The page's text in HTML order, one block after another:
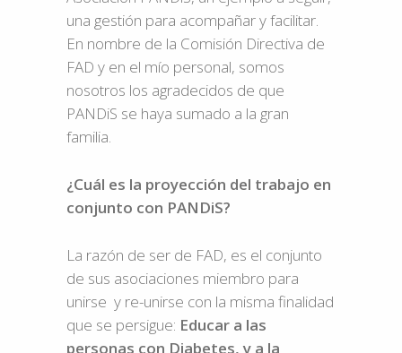
una gestión para acompañar y facilitar.
En nombre de la Comisión Directiva de
FAD y en el mío personal, somos
nosotros los agradecidos de que
PANDiS se haya sumado a la gran
familia.
¿Cuál es la proyección del trabajo en
conjunto con PANDiS?
La razón de ser de FAD, es el conjunto
de sus asociaciones miembro para
unirse y re-unirse con la misma finalidad
que se persigue: Educar a las
personas con Diabetes, y a la